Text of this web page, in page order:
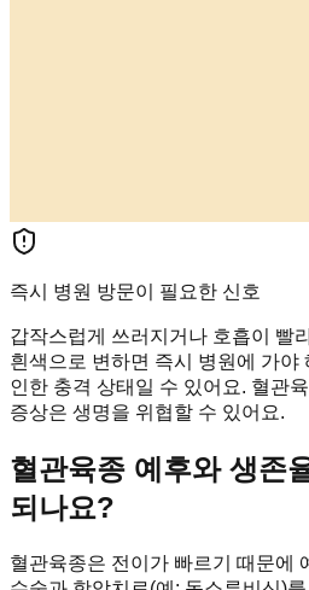
즉시 병원 방문이 필요한 신호
갑작스럽게 쓰러지거나 호흡이 빨
흰색으로 변하면 즉시 병원에 가야
인한 충격 상태일 수 있어요. 혈관
증상은 생명을 위협할 수 있어요.
혈관육종 예후와 생존
되나요?
혈관육종은 전이가 빠르기 때문에